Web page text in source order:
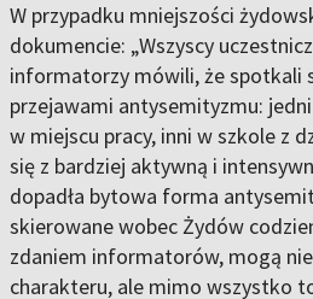
W przypadku mniejszości
dokumencie: „Wszyscy
informatorzy mówili, że spotkali
przejawami antysemityzmu:
w miejscu pracy, inni w szkole z
się z bardziej aktywną i
dopadła bytowa forma
skierowane wobec Żydów
zdaniem informatorów, mogą
charakteru, ale mimo wszystko